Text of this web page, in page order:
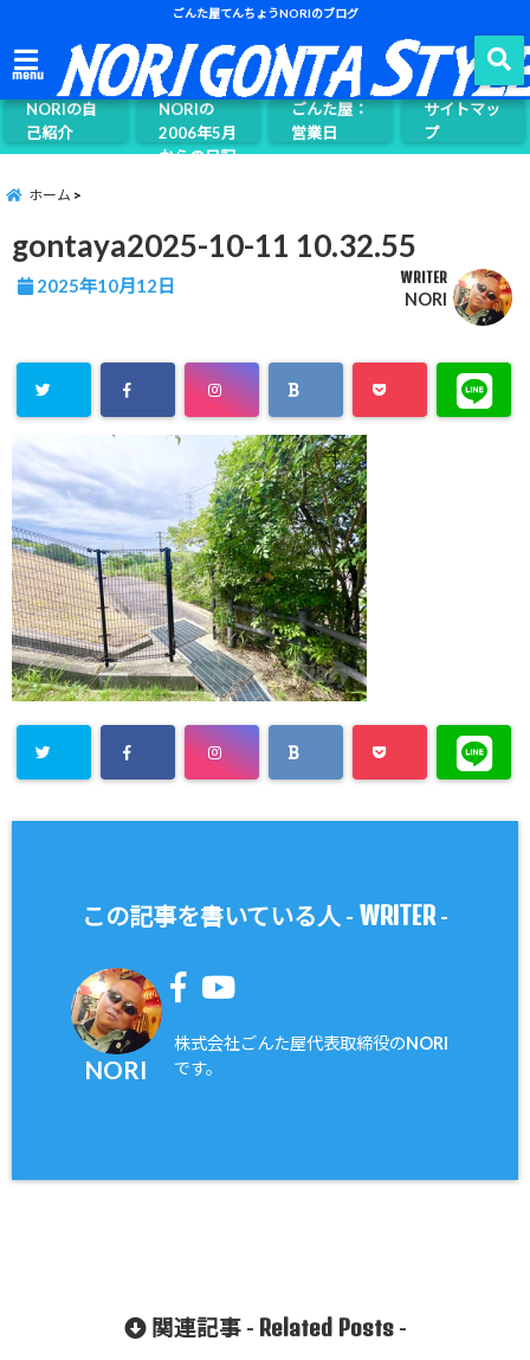
ごんた屋てんちょうNORIのブログ
menu
NORIの自
己紹介
ごんた屋て
んちょう
NORIの
2006年5月
からの日記
ごんた屋：
営業日
サイトマッ
プ
ホーム
gontaya2025-10-11 10.32.55
2025年10月12日 WRITER
NORI
この記事を書いている人 - WRITER-
NORI
株式会社ごんた屋代表取締役のNORI
です。
関連記事 - Related Posts-